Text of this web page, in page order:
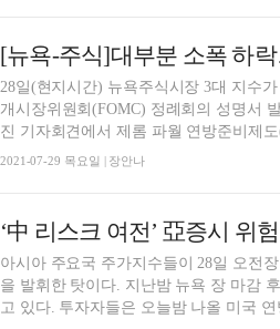
[뉴욕-주식]대부분 소폭 하
28일(현지시간) 뉴욕주식시장 3대 지수
개시장위원회(FOMC) 정례회의 성명서
진 기자회견에서 제롬 파월 연방준비제
2021-07-29 목요일 | 장안나
‘中 리스크 여전’ 亞증시 위
아시아 주요국 주가지수들이 28일 오전
을 발휘한 탓이다. 지난밤 뉴욕 장 마감
고 있다. 투자자들은 오늘밤 나올 미국